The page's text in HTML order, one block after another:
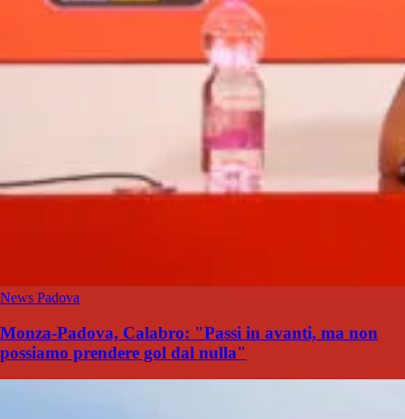
News Padova
Monza-Padova, Calabro: "Passi in avanti, ma non
possiamo prendere gol dal nulla"